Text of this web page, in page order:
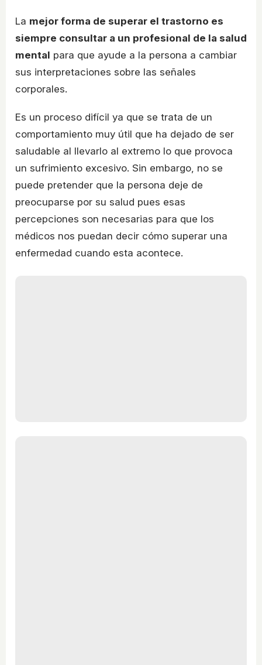
La mejor forma de superar el trastorno es
siempre consultar a un profesional de la salud
mental para que ayude a la persona a cambiar
sus interpretaciones sobre las señales
corporales.
Es un proceso difícil ya que se trata de un
comportamiento muy útil que ha dejado de ser
saludable al llevarlo al extremo lo que provoca
un sufrimiento excesivo. Sin embargo, no se
puede pretender que la persona deje de
preocuparse por su salud pues esas
percepciones son necesarias para que los
médicos nos puedan decir cómo superar una
enfermedad cuando esta acontece.